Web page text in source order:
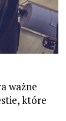
ważne
które